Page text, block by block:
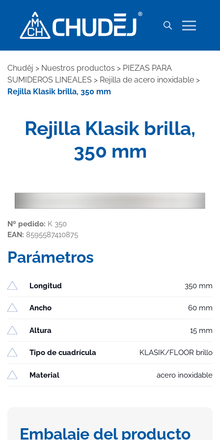
Chuděj > Nuestros productos > PIEZAS PARA
SUMIDEROS LINEALES > Rejilla de acero inoxidable >
Rejilla Klasik brilla, 350 mm
Rejilla Klasik brilla,
350 mm
Nº pedido: K 350
EAN: 8595587410875
Parámetros
Longitud 350 mm
Ancho 60 mm
Altura 15 mm
Tipo de cuadrícula KLASIK/FLOOR brillo
Material acero inoxidable
Embalaje del producto